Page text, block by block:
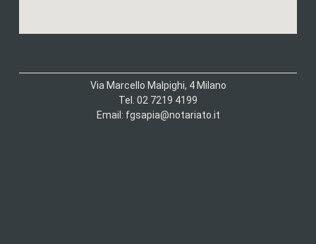
Via Marcello Malpighi, 4 Milano
Tel. 02 7219 4199
Email: fgsapia@notariato.it